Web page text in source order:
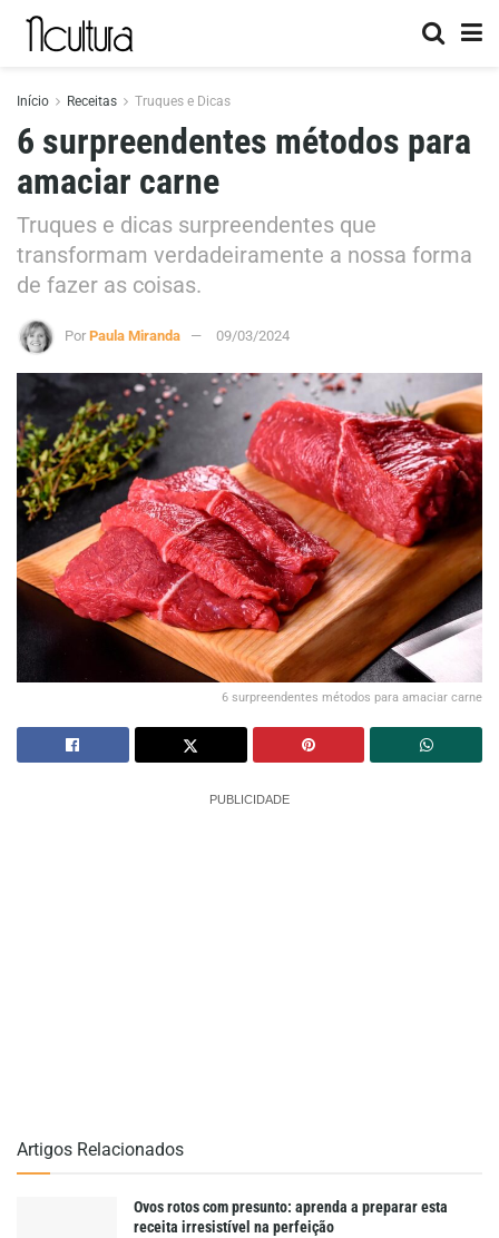
Início Receitas Truques e Dicas
6 surpreendentes métodos para
amaciar carne
Truques e dicas surpreendentes que
transformam verdadeiramente a nossa forma
de fazer as coisas.
Por Paula Miranda 09/03/2024
6 surpreendentes métodos para amaciar carne
PUBLICIDADE
Artigos Relacionados
Ovos rotos com presunto: aprenda a preparar esta
receita irresistível na perfeição